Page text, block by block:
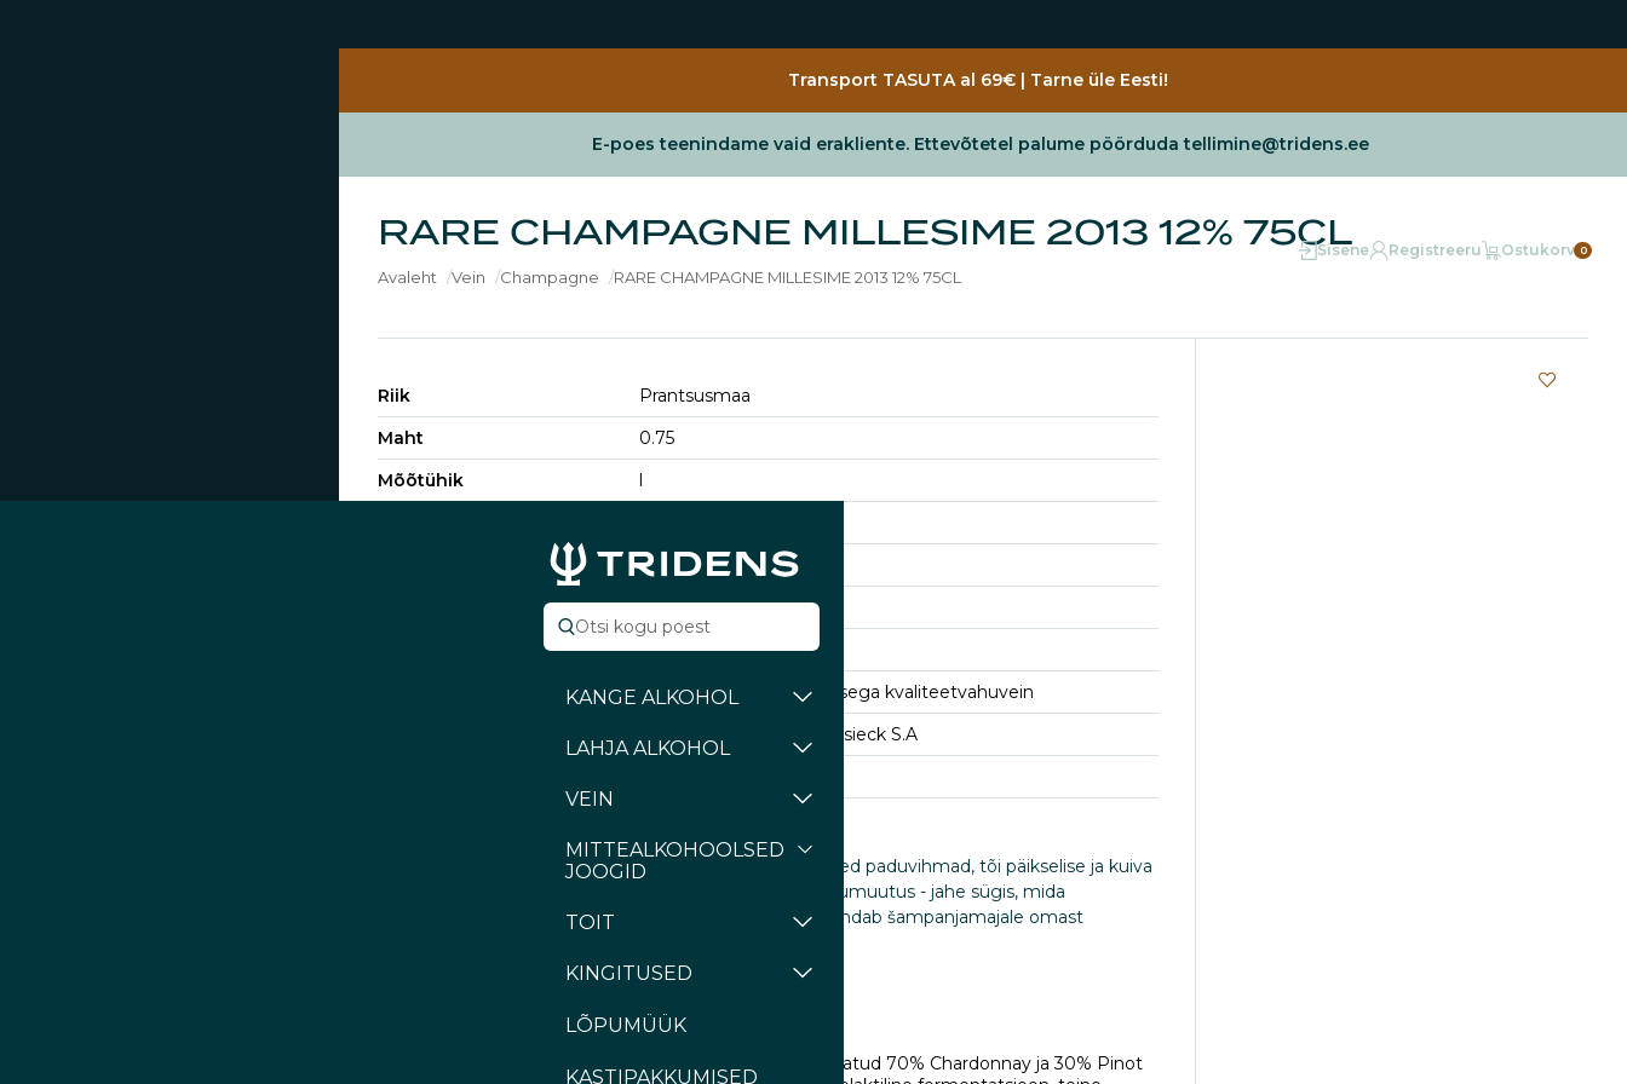
Sisene Registreeru Ostukorv 0
KANGE ALKOHOL
LAHJA ALKOHOL
VEIN
MITTEALKOHOOLSED
JOOGID
TOIT
KINGITUSED
LÕPUMÜÜK
KASTIPAKKUMISED
Transport TASUTA al 69€ | Tarne üle Eesti!
E-poes teenindame vaid erakliente. Ettevõtetel palume pöörduda tellimine@tridens.ee
RARE CHAMPAGNE MILLESIME 2013 12% 75CL
Avaleht Vein Champagne RARE CHAMPAGNE MILLESIME 2013 12% 75CL
Riik
Prantsusmaa
Maht
0.75
Mõõtühik
l
Chardonnay,Pinot Noir
Kuiv
Alkoholisisaldus %
12% vol
Kaitstud päritolunimetusega kvaliteetvahuvein
Champagne P.& C. Heidsieck S.A
Peale karget talve ja kevadet, mida täiendasid kaootilised paduvihmad, tõi päikselise ja kuiva
suve ning äikesetormid. Septembris leidis aset ilmastikumuutus - jahe sügis, mida
võimendasid tugevad tuuled. Rare Millésime 2013 väljendab šampanjamajale omast
Omadused
Rare Millésime 2013 on valmistatud 70% Chardonnay ja 30% Pinot